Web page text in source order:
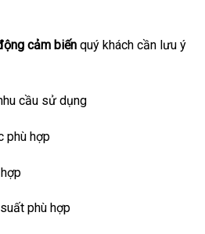
cảm biến quý khách cần lưu ý
cầu sử dụng
phù hợp
phù hợp